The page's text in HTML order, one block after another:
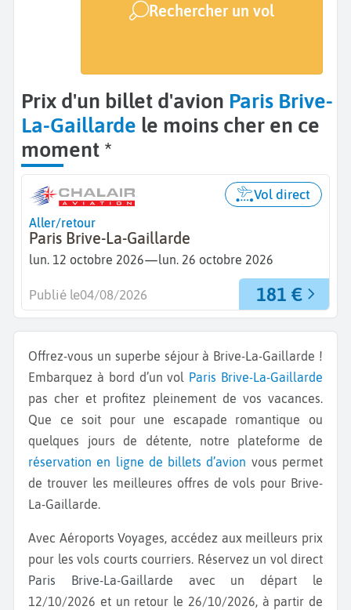
Rechercher un vol
Prix d'un billet d'avion Paris Brive-
La-Gaillarde le moins cher en ce
moment *
Aller/retour
Paris Brive-La-Gaillarde
lun. 12 octobre 2026—lun. 26 octobre 2026
Vol direct
181 €
Publié le04/08/2026
Offrez-vous un superbe séjour à Brive-La-Gaillarde !
Embarquez à bord d’un vol Paris Brive-La-Gaillarde
pas cher et profitez pleinement de vos vacances.
Que ce soit pour une escapade romantique ou
quelques jours de détente, notre plateforme de
réservation en ligne de billets d’avion vous permet
de trouver les meilleures offres de vols pour Brive-
La-Gaillarde.
Avec Aéroports Voyages, accédez aux meilleurs prix
pour les vols courts courriers. Réservez un vol direct
Paris Brive-La-Gaillarde avec un départ le
12/10/2026 et un retour le 26/10/2026, à partir de